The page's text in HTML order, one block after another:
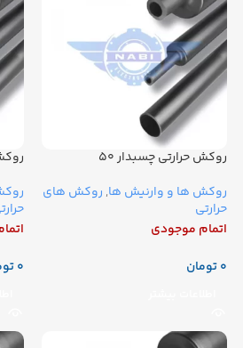
روکش حرارتی چسبدار ۵۰
روکش ها و وارنیش ها, روکش های
حرارتی
اتمام موجودی
تومان